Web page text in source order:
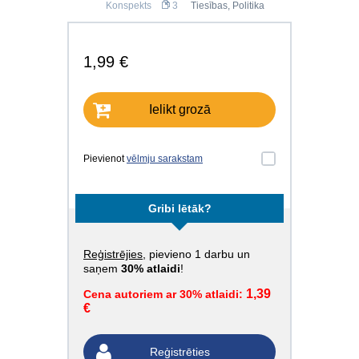
Konspekts 3 Tiesības, Politika
1,99 €
Ielikt grozā
Pievienotvēlmju sarakstam
Gribi lētāk?
Reģistrējies , pievieno 1 darbu un
saņem 30% atlaidi!
Cena autoriem ar 30% atlaidi: 1,39
€
Reģistrēties